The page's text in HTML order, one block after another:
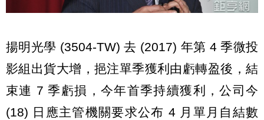
揚明光學 (3504-TW) 去 (2017) 年第 4 季微投
影組出貨大增，挹注單季獲利由虧轉盈後，結
束連 7 季虧損，今年首季持續獲利，公司今
(18) 日應主管機關要求公布 4 月單月自結數